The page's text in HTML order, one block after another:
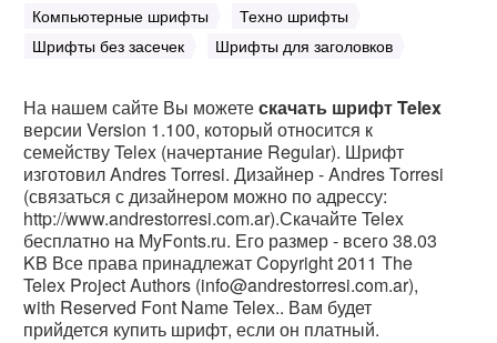
Компьютерные шрифты
Техно шрифты
Шрифты без засечек
Шрифты для заголовков
На нашем сайте Вы можетескачать шрифт Telex
версии Version 1.100, который относится к
семейству Telex (начертание Regular). Шрифт
изготовил Andres Torresi. Дизайнер - Andres Torresi
(связаться с дизайнером можно по адрессу:
http://www.andrestorresi.com.ar).Скачайте Telex
бесплатно на MyFonts.ru. Его размер - всего 38.03
KB Все права принадлежат Copyright 2011 The
Telex Project Authors (info@andrestorresi.com.ar),
with Reserved Font Name Telex.. Вам будет
прийдется купить шрифт, если он платный.